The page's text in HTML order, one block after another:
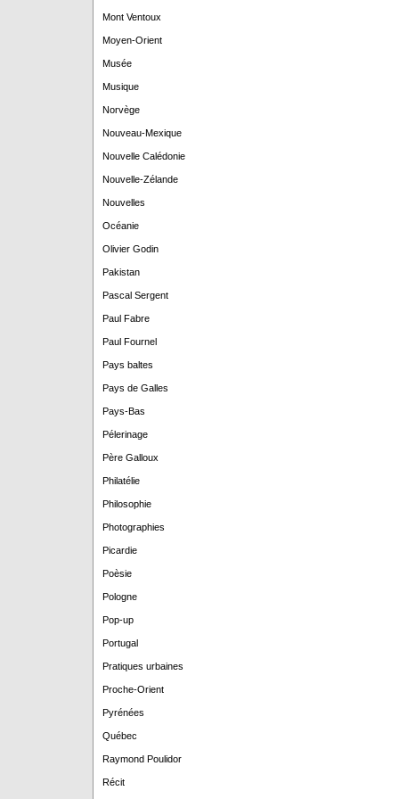
Mont Ventoux
Moyen-Orient
Musée
Musique
Norvège
Nouveau-Mexique
Nouvelle Calédonie
Nouvelle-Zélande
Nouvelles
Océanie
Olivier Godin
Pakistan
Pascal Sergent
Paul Fabre
Paul Fournel
Pays baltes
Pays de Galles
Pays-Bas
Pélerinage
Père Galloux
Philatélie
Philosophie
Photographies
Picardie
Poèsie
Pologne
Pop-up
Portugal
Pratiques urbaines
Proche-Orient
Pyrénées
Québec
Raymond Poulidor
Récit